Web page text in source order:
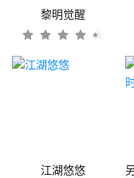
黎明觉醒
江湖悠悠